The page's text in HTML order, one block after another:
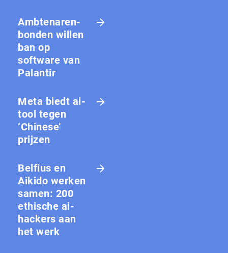
Amb­te­na­ren­
bon­den willen
ban op
software van
Palantir
Meta biedt ai-
tool tegen
‘Chinese’
prijzen
Belfius en
Aikido werken
samen: 200
ethische ai-
hackers aan
het werk